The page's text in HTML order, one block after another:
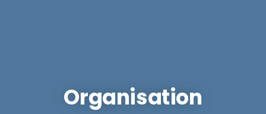
Organisation